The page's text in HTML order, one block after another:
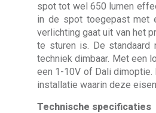
spot tot wel 650 lumen
in de spot toegepast met
verlichting gaat uit van het
te sturen is. De standaard
techniek dimbaar. Met een
een 1-10V of Dali
installatie waarin deze
Technische specificaties